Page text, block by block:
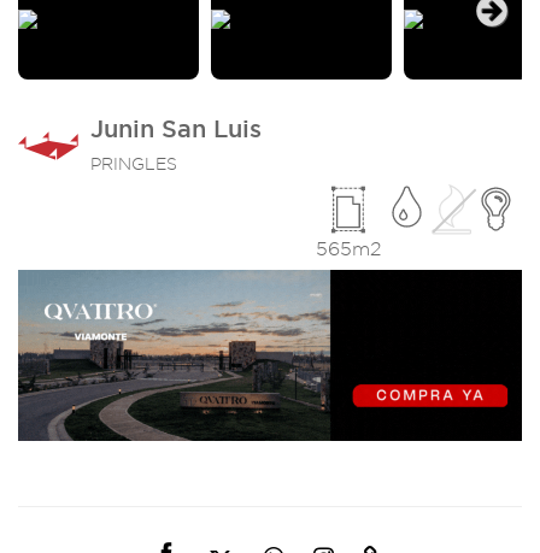
Junin San Luis
PRINGLES
565m2